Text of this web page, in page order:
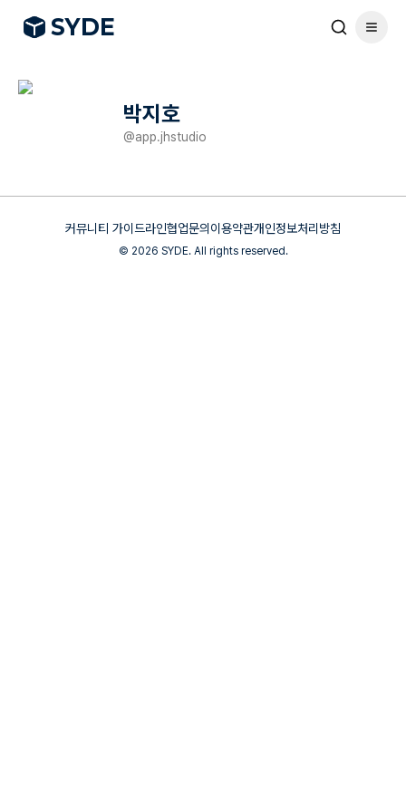
SYDE
박지호
@app.jhstudio
커뮤니티 가이드라인협업문의 이용약관개인정보처리방침
© 2026 SYDE. All rights reserved.